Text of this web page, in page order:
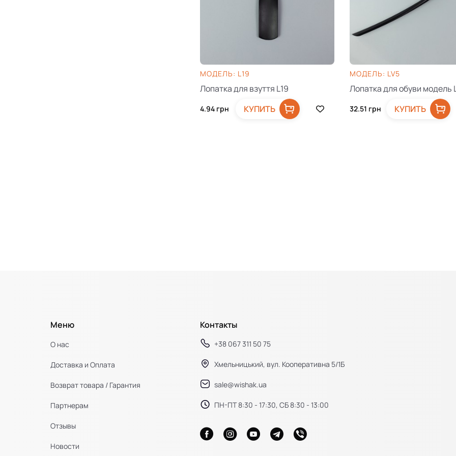
МОДЕЛЬ: L19
Лопатка для взуття L19
4.94 грн КУПИТЬ
МОДЕЛЬ: LV5
Лопатка для обуви модель
32.51 грн КУПИТЬ
Меню
О нас
Доставка и Оплата
Возврат товара / Гарантия
Партнерам
Отзывы
Новости
Контакты
+38 067 311 50 75
Хмельницький, вул. Кооперативна 5/1Б
sale@wishak.ua
ПН-ПТ 8:30 - 17:30, СБ 8:30 - 13:00